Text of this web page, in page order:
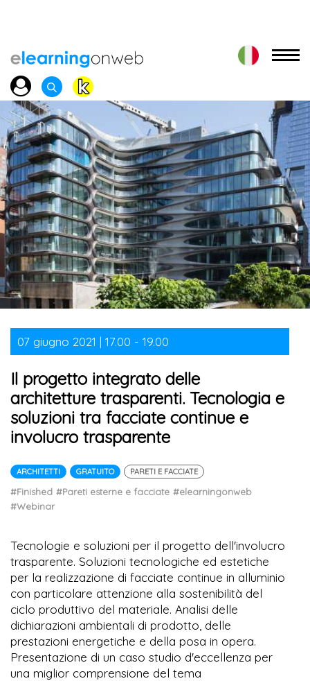
07 giugno 2021 | 17.00 - 19.00
Il progetto integrato delle
architetture trasparenti. Tecnologia e
soluzioni tra facciate continue e
involucro trasparente
ARCHITETTI GRATUITO PARETI E FACCIATE
#Finished #Pareti esterne e facciate #elearningonweb
#Webinar
Tecnologie e soluzioni per il progetto dell'involucro
trasparente. Soluzioni tecnologiche ed estetiche
per la realizzazione di facciate continue in alluminio
con particolare attenzione alla sostenibilità del
ciclo produttivo del materiale. Analisi delle
dichiarazioni ambientali di prodotto, delle
prestazioni energetiche e della posa in opera.
Presentazione di un caso studio d'eccellenza per
una miglior comprensione del tema